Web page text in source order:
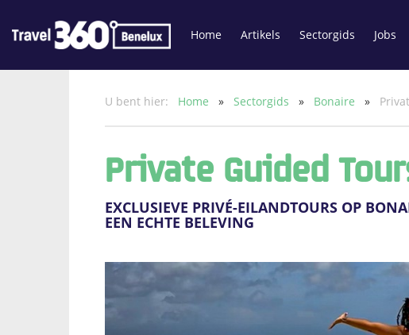
Home Artikels Sectorgids Jobs
U bent hier: Home » Sectorgids » Bonaire »
Private Guided
EXCLUSIEVE PRIVÉ-EILANDTOURS OP
EEN ECHTE BELEVING